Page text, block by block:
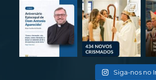
Siga-nos no